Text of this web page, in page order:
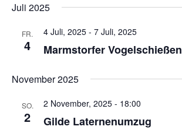
Juli 2025
FR.
4
4 Juli, 2025- 7 Juli, 2025
Marmstorfer Vogelschießen
November 2025
SO.
2
2 November, 2025 - 18:00
Gilde Laternenumzug